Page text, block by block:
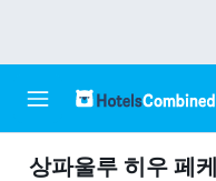
상파울루 히우 페